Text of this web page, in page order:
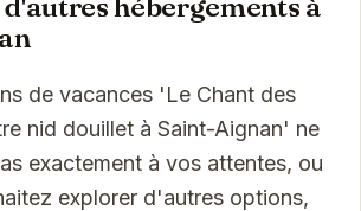
de vacances 'Le Chant des
nid douillet à Saint-Aignan' ne
exactement à vos attentes, ou
explorer d'autres options,